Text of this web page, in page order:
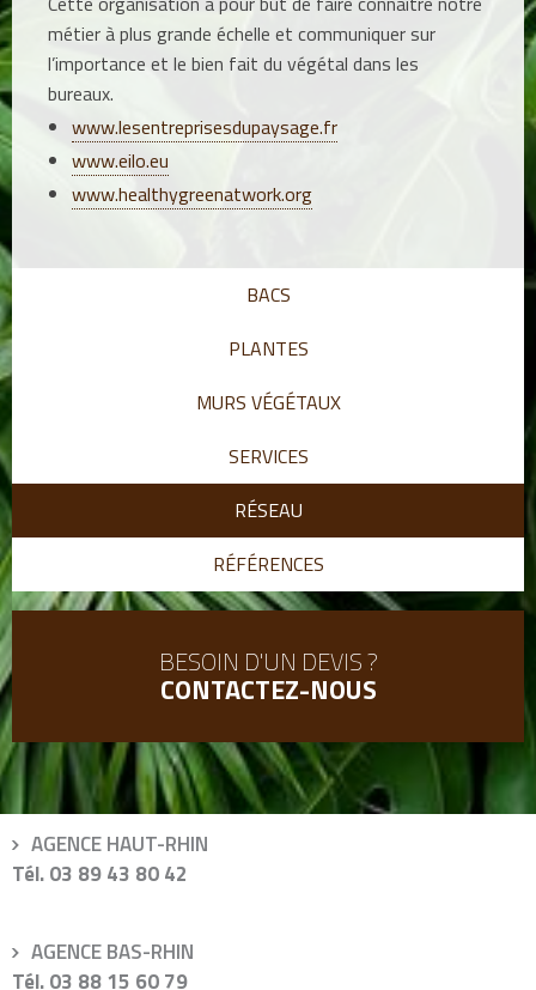
métier à plus grande échelle et communiquer sur
l’importance et le bien fait du végétal dans les
bureaux.
www.lesentreprisesdupaysage.fr
www.eilo.eu
www.healthygreenatwork.org
BACS
PLANTES
MURS VÉGÉTAUX
SERVICES
RÉSEAU
RÉFÉRENCES
BESOIN D'UN DEVIS ?
CONTACTEZ-NOUS
AGENCE HAUT-RHIN
Solutions
Haut-
Tél.03 89 43 80 42
AGENCE BAS-RHIN
Solutions
Tél.03 88 15 60 79